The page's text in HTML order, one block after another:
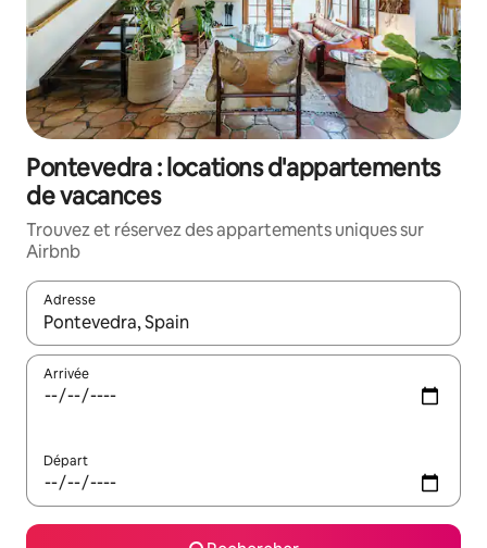
Pontevedra : locations d'appartements
de vacances
Trouvez et réservez des appartements uniques sur
Airbnb
Adresse
Lorsque les résultats s'affichent, utilisez les flèches vers le
Arrivée
Départ